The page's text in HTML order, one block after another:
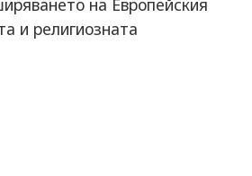
на Европейския
и религиозната